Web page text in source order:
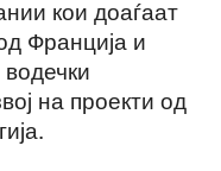
кои доаѓаат
Франција и
на проекти од